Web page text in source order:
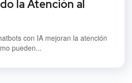
la Atención al
con IA mejoran la atención
pueden...